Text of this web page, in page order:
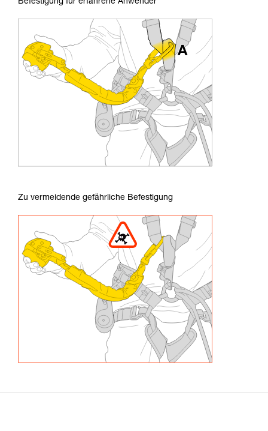
Befestigung für erfahrene Anwender
Zu vermeidende gefährliche Befestigung